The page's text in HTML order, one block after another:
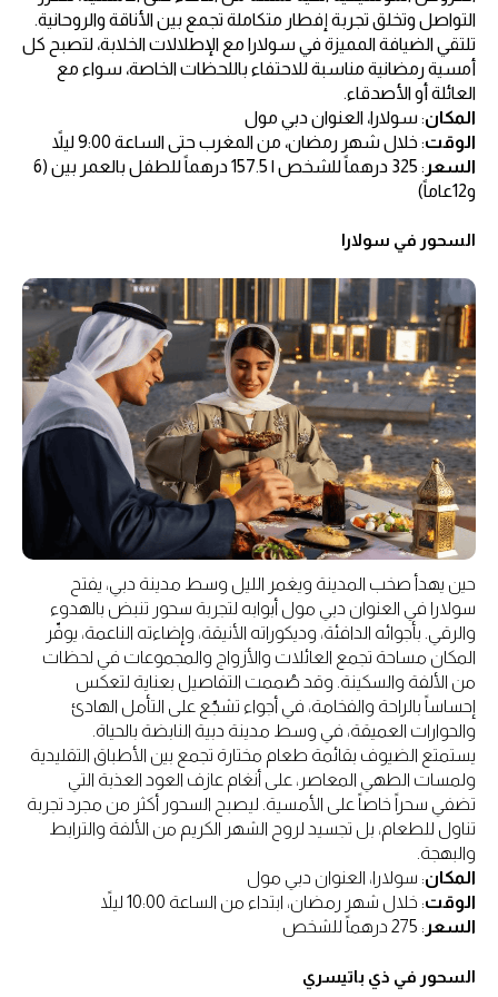
التواصل وتخلق تجربة إفطار متكاملة تجمع بين الأناقة والروحانية.
تلتقي الضيافة المميزة في سولارا مع الإطلالات الخلابة، لتصبح كل
أمسية رمضانية مناسبة للاحتفاء باللحظات الخاصة، سواء مع
العائلة أو الأصدقاء.
المكان: سولارا، العنوان دبي مول
الوقت: خلال شهر رمضان، من المغرب حتى الساعة 9:00 ليلاً
السعر
: 325 درهماً للشخص | 157.5 درهماً للطفل بالعمر بين (6
و12عاماً)
السحور في سولارا
حين يهدأ صخب المدينة ويغمر الليل وسط مدينة دبي، يفتح
سولارا في العنوان دبي مول أبوابه لتجربة سحور تنبض بالهدوء
والرقي. بأجوائه الدافئة، وديكوراته الأنيقة، وإضاءته الناعمة، يوفّر
المكان مساحة تجمع العائلات والأزواج والمجموعات في لحظات
من الألفة والسكينة. وقد صُممت التفاصيل بعناية لتعكس
إحساساً بالراحة والفخامة، في أجواء تشجّع على التأمل الهادئ
والحوارات العميقة، في وسط مدينة دبية النابضة بالحياة.
يستمتع الضيوف بقائمة طعام مختارة تجمع بين الأطباق التقليدية
ولمسات الطهي المعاصر، على أنغام عازف العود العذبة التي
تضفي سحراً خاصاً على الأمسية. ليصبح السحور أكثر من مجرد تجربة
تناول للطعام، بل تجسيد لروح الشهر الكريم من الألفة والترابط
والبهجة.
المكان: سولارا، العنوان دبي مول
الوقت: خلال شهر رمضان، ابتداء من الساعة 10:00 ليلاً
السعر : 275 درهماً للشخص
السحور في ذي باتيسري